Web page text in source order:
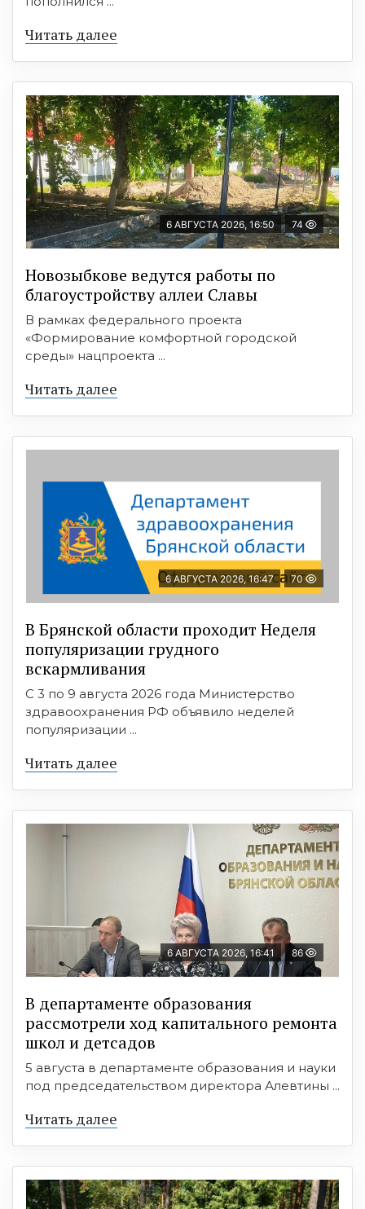
Читать далее
6 АВГУСТА 2026, 16:50 74
Новозыбкове ведутся работы по
благоустройству аллеи Славы
В рамках федерального проекта
«Формирование комфортной городской
среды» нацпроекта ...
Читать далее
6 АВГУСТА 2026, 16:47 70
В Брянской области проходит Неделя
популяризации грудного
вскармливания
С 3 по 9 августа 2026 года Министерство
здравоохранения РФ объявило неделей
популяризации ...
Читать далее
6 АВГУСТА 2026, 16:41 86
В департаменте образования
рассмотрели ход капитального ремонта
школ и детсадов
5 августа в департаменте образования и науки
под председательством директора Алевтины ...
Читать далее